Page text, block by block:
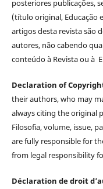
posteriores publicações,
(título original, Educação
artigos desta revista são
autores, não cabendo
conteúdo à Revista ou à
Declaration of
their authors, who may
always citing the original
Filosofia, volume, issue,
are fully responsible for
from legal responsibility
Déclaration de droit